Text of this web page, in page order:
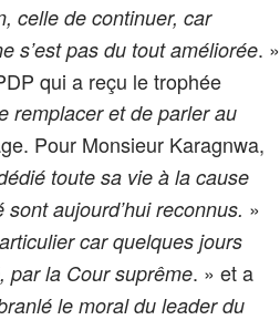
celle de continuer, car
s’est pas du tout améliorée. »
qui a reçu le trophée
remplacer et de parler au
Pour Monsieur Karagnwa,
toute sa vie à la cause
aujourd’hui reconnus. »
car quelques jours
par la Cour suprême. » et a
le moral du leader du